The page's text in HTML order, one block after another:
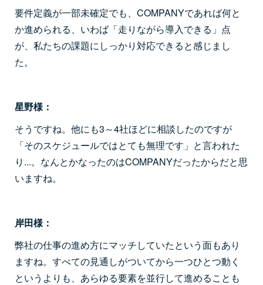
要件定義が一部未確定でも、COMPANYであれば何と
か進められる、いわば「走りながら導入できる」点
が、私たちの課題にしっかり対応できると感じまし
た。
星野様：
そうですね。他にも3～4社ほどに相談したのですが
「そのスケジュールではとても無理です」と言われた
り...。なんとかなったのはCOMPANYだったからだと思
いますね。
岸田様：
弊社の仕事の進め方にマッチしていたという面もあり
ますね。すべての見通しがついてから一つひとつ動く
というよりも、あらゆる要素を並行して進めることも